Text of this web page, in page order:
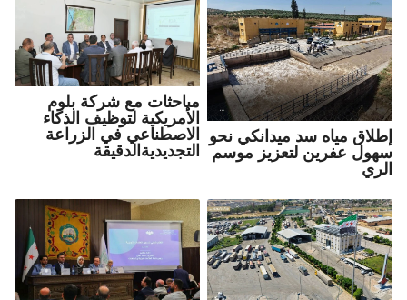
إطلاق مياه سد ميدانكي نحو
سهول عفرين لتعزيز موسم
الري
مباحثات مع شركة بلوم
الأمريكية لتوظيف الذكاء
الاصطناعي في الزراعة
التجديديةالدقيقة